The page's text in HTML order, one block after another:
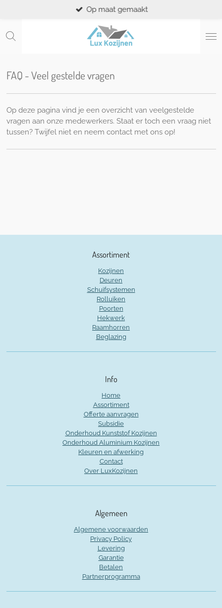
naar
Op maat gemaakt
FAQ - Veel gestelde vragen
Op deze pagina vind je een overzicht van veelgestelde
vragen aan onze medewerkers. Staat er toch een vraag niet
tussen? Twijfel niet en neem contact met ons op!
Assortiment
Kozijnen
Deuren
Schuifsystemen
Rolluiken
Poorten
Hekwerk
Raamhorren
Beglazing
Info
Home
Assortiment
Offerte aanvragen
Subsidie
Onderhoud Kunststof Kozijnen
Onderhoud Aluminium Kozijnen
Kleuren en afwerking
Contact
Over LuxKozijnen
Algemeen
Algemene voorwaarden
Privacy Policy
Levering
Garantie
Betalen
Partnerprogramma